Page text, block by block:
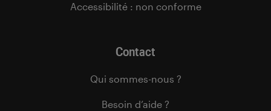
Accessibilité : non conforme
Contact
Qui sommes-nous ?
Besoin d’aide ?